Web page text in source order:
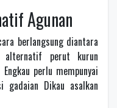
Agunan
berlangsung diantara
alternatif perut kurun
perlu mempunyai
gadaian Dikau asalkan